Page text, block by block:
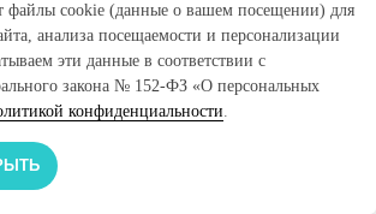
файлы cookie (данные о вашем посещении) для
анализа посещаемости и персонализации
эти данные в соответствии с
закона № 152-ФЗ «О персональных
конфиденциальности.
оператор